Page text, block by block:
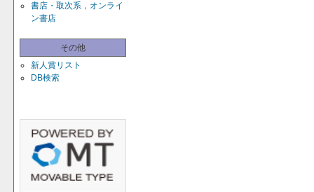
書店・取次系，オンライ
ン書店
その他
新人賞リスト
DB検索